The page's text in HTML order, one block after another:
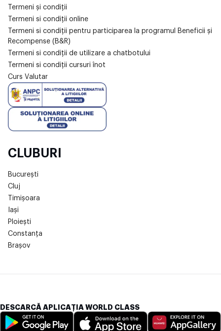
Termeni și condiții
Termeni si condiții online
Termeni si condiții pentru participarea la programul Beneficii și
Recompense (B&R)
Termeni si condiții de utilizare a chatbotului
Termeni si condiții cursuri înot
Curs Valutar
CLUBURI
București
Cluj
Timișoara
Iași
Ploiești
Constanța
Brașov
DESCARCĂ APLICAȚIA WORLD CLASS